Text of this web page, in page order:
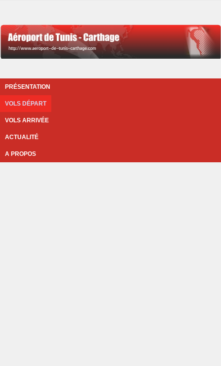
PRÉSENTATION
VOLS DÉPART
VOLS ARRIVÉE
ACTUALITÉ
A PROPOS